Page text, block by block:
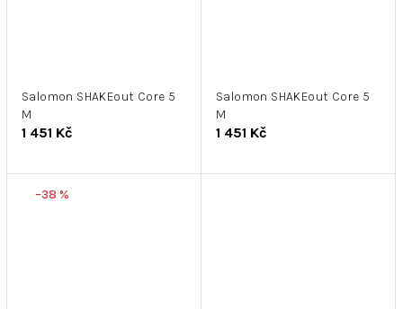
Salomon SHAKEout Core 5
M
1 451 Kč
Salomon SHAKEout Core 5
M
1 451 Kč
–38 %